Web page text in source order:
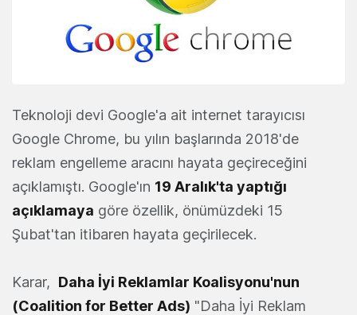
Teknoloji devi Google'a ait internet tarayıcısı
Google Chrome, bu yılın başlarında 2018'de
reklam engelleme aracını hayata geçireceğini
açıklamıştı. Google'ın 19 Aralık'ta yaptığı
açıklamaya göre özellik, önümüzdeki 15
Şubat'tan itibaren hayata geçirilecek.
Karar, Daha İyi Reklamlar Koalisyonu'nun
(Coalition for Better Ads) "Daha İyi Reklam